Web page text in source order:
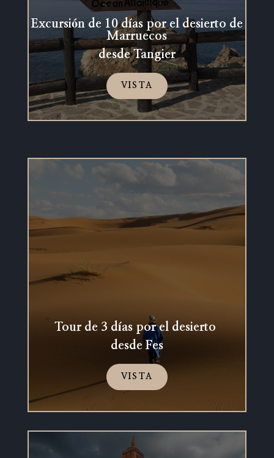
Excursión de 10 días por el desierto de
Marruecos
desde Tangier
VISTA
Tour de 3 días por el desierto
desde Fes
VISTA